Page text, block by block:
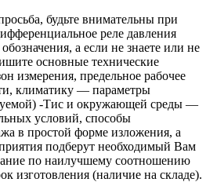
будьте внимательны при
реле давления
а если не знаете или не
основные технические
измерения, предельное рабочее
климатику — параметры
-Тис и окружающей среды —
условий, способы
в простой форме изложения, а
подберут необходимый Вам
по наилучшему соотношению
изготовления (наличие на складе).